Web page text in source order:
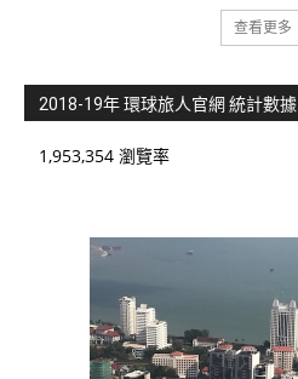
查看更多
2018-19年 環球旅人官網 統計數據
1,953,354 瀏覽率